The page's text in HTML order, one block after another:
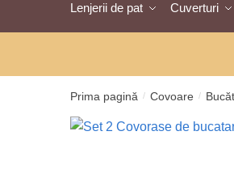
Lenjerii de pat Cuverturi
Prima pagină / Covoare /